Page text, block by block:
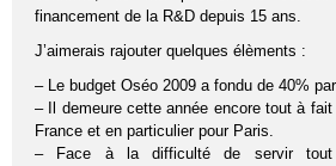
financement de la R&D depuis 15 ans.
J’aimerais rajouter quelques élèments :
– Le budget Oséo 2009 a fondu de 40%
– Il demeure cette année encore tout à fait
France et en particulier pour Paris.
– Face à la difficulté de servir